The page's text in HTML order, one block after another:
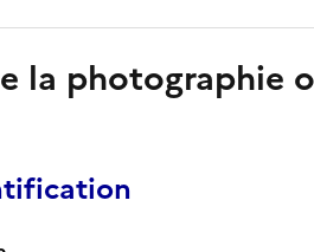
la photographie